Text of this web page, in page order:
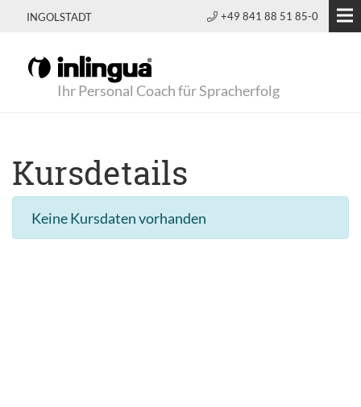
INGOLSTADT +49 841 88 51 85-0
Ihr Personal Coach für Spracherfolg
Kursdetails
Keine Kursdaten vorhanden